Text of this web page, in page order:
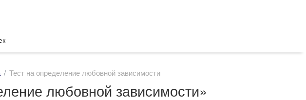
Тест на определение любовной зависимости
любовной зависимости»